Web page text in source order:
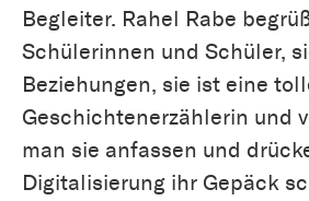
Begleiter. Rahel Rabe
Schülerinnen und Schüler,
Beziehungen, sie ist eine
Geschichtenerzählerin und
man sie anfassen und
Digitalisierung ihr Gepäck